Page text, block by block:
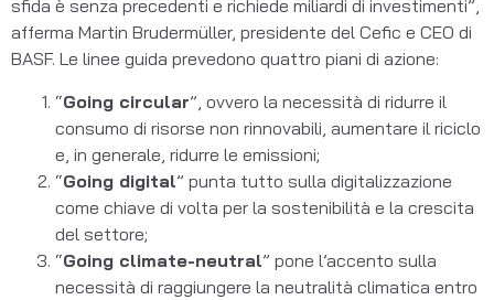
sfida è senza precedenti e richiede miliardi di investimenti”,
afferma Martin Brudermüller, presidente del Cefic e CEO di
BASF. Le linee guida prevedono quattro piani di azione:
“Going circular”, ovvero la necessità di ridurre il
consumo di risorse non rinnovabili, aumentare il riciclo
e, in generale, ridurre le emissioni;
“Going digital” punta tutto sulla digitalizzazione
come chiave di volta per la sostenibilità e la crescita
del settore;
“Going climate-neutral” pone l’accento sulla
necessità di raggiungere la neutralità climatica entro